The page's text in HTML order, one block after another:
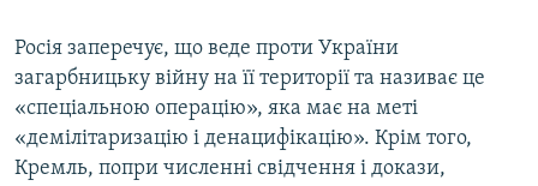
Росія заперечує, що веде проти України
загарбницьку війну на її території та називає це
«спеціальною операцію», яка має на меті
«демілітаризацію і денацифікацію». Крім того,
Кремль, попри численні свідчення і докази,